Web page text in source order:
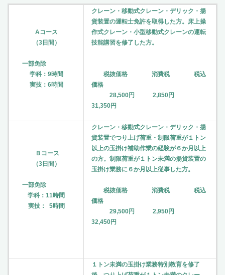
Aコース
（3日間）
一部免除
学科：9時間
実技：6時間
クレーン・移動式クレーン・デリック・揚
貨装置の運転士免許を取得した方。床上操
作式クレーン・小型移動式クレーンの運転
技能講習を修了した方。
税抜価格 消費税 税込
価格
28,500円 2,850円
31,350円
Ｂコース
（3日間）
一部免除
学科：11時間
実技： 5時間
クレーン・移動式クレーン・デリック・揚
貨装置でつり上げ荷重・制限荷重が１トン
以上の玉掛け補助作業の経験が６か月以上
の方。制限荷重が１トン未満の揚貨装置の
玉掛け業務に６か月以上従事した方。
税抜価格 消費税 税込
価格
29,500円 2,950円
32,450円
１トン未満の玉掛け業務特別教育を修了